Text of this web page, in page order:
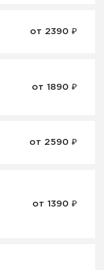
от 2390 ₽
от 1890 ₽
от 2590 ₽
от 1390 ₽